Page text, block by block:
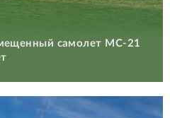
самолет МС-21